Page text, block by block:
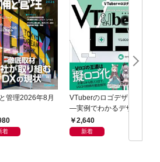
管理2026年8月
着
VTuberのロゴデザイン
―実例でわかるデザイ
ンプロセスからSNS受
注のコツまで―
2,640
新着